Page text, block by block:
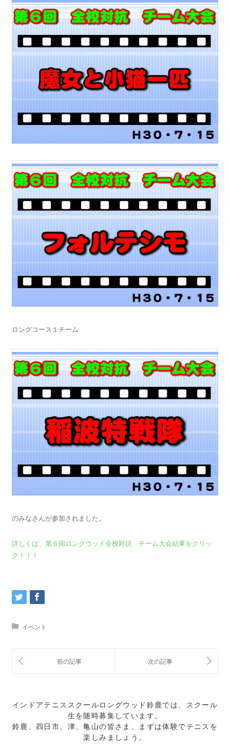
ロングコース１チーム
のみなさんが参加されました。
詳しくは、第６回ロングウッド全校対抗 チーム大会結果をクリッ
ク！！！
イベント
インドアテニススクールロングウッド鈴鹿では、スクール
生を随時募集しています。
鈴鹿、四日市、津、亀山の皆さま、まずは体験でテニスを
楽しみましょう。